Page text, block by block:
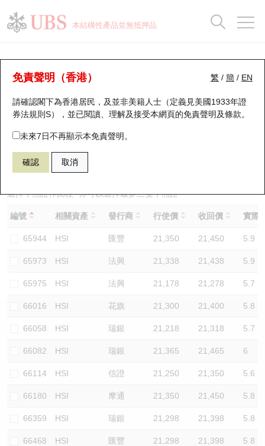
本結構性產品並無抵押品
繁 / 簡 / EN
免責聲明（香港）
請確認閣下為香港居民，及並非美籍人士（定義見美國1933年證
券法規則S），並已閱讀、理解及接受本網頁的免責聲明及條款。
未來7日不再顯示本免責聲明。
確認 取消
牛熊證分析儀
表現 街貨統計 比較
54991 瑞銀牛證 HSI 恒生指數
選擇牛熊證作比較 *你可以選擇最多三隻牛熊證
編號 相關資產 發行商 行使價 收回價 實際
65944 HSI 匯豐 21,350 21,450 5.9
65973 HSI 法興 21,338 21,438 5.9
65975 HSI 法興 21,178 21,278 5.7
66016 HSI 花旗 21,300 21,400 5.8
66058 HSI 瑞銀 21,218 21,318 5.7
66082 HSI 瑞銀 21,365 21,465 6
66114 HSI 信證 21,250 21,350 5.6
66180 HSI 摩通 21,350 21,450 5.8
66359 HSI 瑞銀 21,298 21,398 5.8
66468 HSI 匯豐 21,298 21,398 5.8
瑞銀認股證一覽
新發行瑞銀認股證
即將到期認股證
認股證到期結算價查詢
認股證分析儀
認股證速算機
認股證/牛熊證日誌
認股證文件及公告
街貨統計
比較
牛熊全景快搜
牛熊證搜尋
牛熊證街貨分佈圖
正股牛熊證列表
新發行瑞銀牛熊證
已收回牛熊證剩餘價值
牛熊證到期結算價查詢
牛熊證分析儀
牛熊證文件及公告
牛熊證文件及公告 (瑞信)
街貨統計
比較
十大升幅/跌幅
十大認股證成交分佈
十天股證佔大市成交
資金流
街貨統計
三十大平均引伸波幅
正股分析儀
二十大活躍股份
恒指成份股
國指成份股
科指成份股
相關資產沽空
中資ETFs溢價比較
AH 股價對照
ADR
收市競價變化
持股比重
顯示所有持股比重
每月輪證大市專題
輪證專欄
講座及教育短片
認股證投資者教育
牛熊證投資者教育
認股證牛熊證常問問題